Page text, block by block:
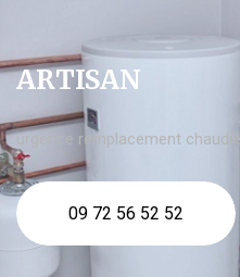
ARTISAN
urgence remplacement
09 72 56 52 52